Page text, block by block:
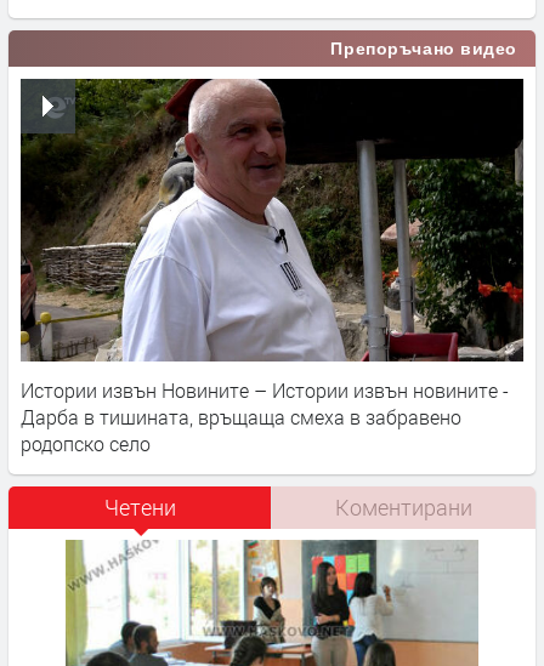
Препоръчано видео
Истории извън Новините – Истории извън новините -
Дарба в тишината, връщаща смеха в забравено
родопско село
Четени Коментирани